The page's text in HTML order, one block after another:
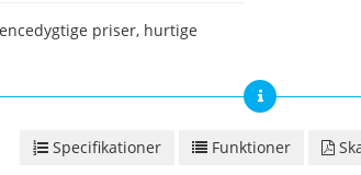
priser, hurtige
Specifikationer Funktioner